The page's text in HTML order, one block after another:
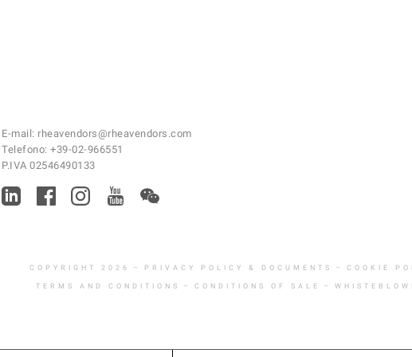
E-mail: rheavendors@rheavendors.com
Telefono:+39-02-966551
P.IVA 02546490133
COPYRIGHT 2026 – PRIVACY POLICY & DOCUMENTS – COOKIE
TERMS AND CONDITIONS – CONDITIONS OF SALE –